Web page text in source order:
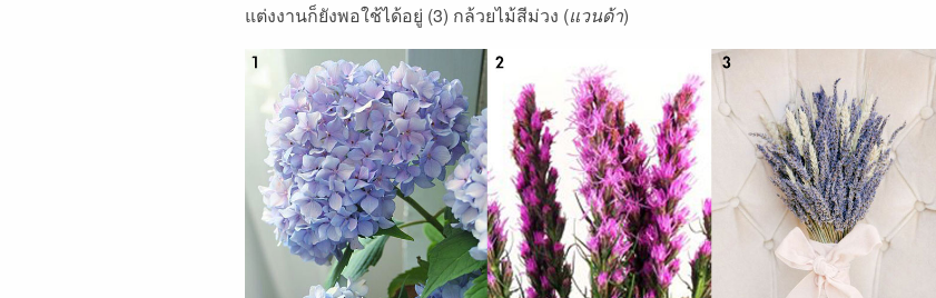
แต่งงานก็ยังพอใช้ได้อยู่ (3) กล้วยไม้สีม่วง (แวนด้า)